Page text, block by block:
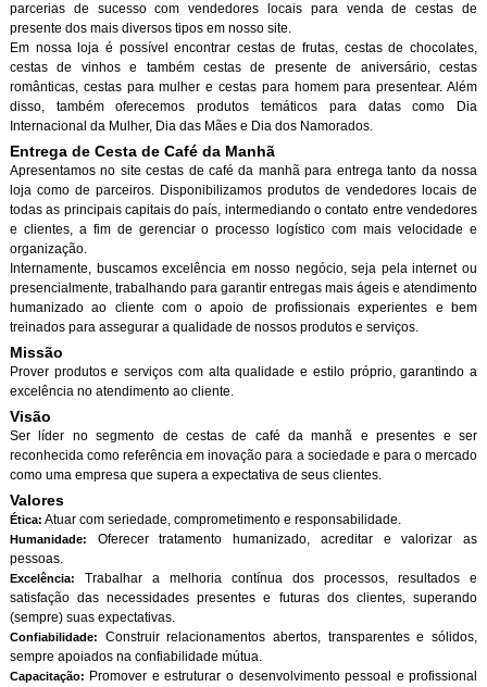
parcerias de sucesso com vendedores locais para venda de cestas de
presente dos mais diversos tipos em nosso site.
Em nossa loja é possível encontrar cestas de frutas, cestas de chocolates,
cestas de vinhos e também cestas de presente de aniversário, cestas
românticas, cestas para mulher e cestas para homem para presentear. Além
disso, também oferecemos produtos temáticos para datas como Dia
Internacional da Mulher, Dia das Mães e Dia dos Namorados.
Entrega de Cesta de Café da Manh
Apresentamos no site cestas de café da manhã para entrega tanto da nossa
loja como de parceiros. Disponibilizamos produtos de vendedores locais de
todas as principais capitais do país, intermediando o contato entre vendedores
e clientes, a fim de gerenciar o processo logístico com mais velocidade e
organização.
Internamente, buscamos excelência em nosso negócio, seja pela internet ou
presencialmente, trabalhando para garantir entregas mais ágeis e atendimento
humanizado ao cliente com o apoio de profissionais experientes e bem
treinados para assegurar a qualidade de nossos produtos e serviços.
Missão
Prover produtos e serviços com alta qualidade e estilo próprio, garantindo a
excelência no atendimento ao cliente.
Visão
Ser líder no segmento de cestas de café da manhã e presentes e ser
reconhecida como referência em inovação para a sociedade e para o mercado
como uma empresa que supera a expectativa de seus clientes.
Valores
Ética: Atuar com seriedade, comprometimento e responsabilidade.
Humanidade:
Oferecer tratamento humanizado, acreditar e valorizar as
pessoas.
Excelência:
Trabalhar a melhoria contínua dos processos, resultados e
satisfação das necessidades presentes e futuras dos clientes, superando
(sempre) suas expectativas.
Confiabilidade:
Construir relacionamentos abertos, transparentes e sólidos,
sempre apoiados na confiabilidade mútua.
Capacitação: Promover e estruturar o desenvolvimento pessoal e profissional